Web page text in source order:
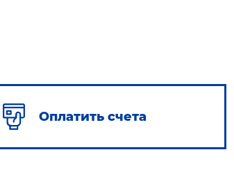
Оплатить счета